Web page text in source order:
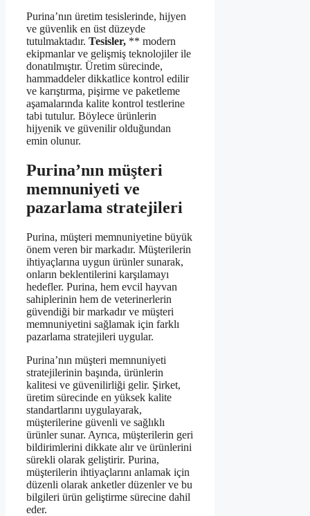
Purina’nın üretim tesislerinde, hijyen
ve güvenlik en üst düzeyde
tutulmaktadır. Tesisler, ** modern
ekipmanlar ve gelişmiş teknolojiler ile
donatılmıştır. Üretim sürecinde,
hammaddeler dikkatlice kontrol edilir
ve karıştırma, pişirme ve paketleme
aşamalarında kalite kontrol testlerine
tabi tutulur. Böylece ürünlerin
hijyenik ve güvenilir olduğundan
emin olunur.
Purina’nın müşteri
memnuniyeti ve
pazarlama stratejileri
Purina, müşteri memnuniyetine büyük
önem veren bir markadır. Müşterilerin
ihtiyaçlarına uygun ürünler sunarak,
onların beklentilerini karşılamayı
hedefler. Purina, hem evcil hayvan
sahiplerinin hem de veterinerlerin
güvendiği bir markadır ve müşteri
memnuniyetini sağlamak için farklı
pazarlama stratejileri uygular.
Purina’nın müşteri memnuniyeti
stratejilerinin başında, ürünlerin
kalitesi ve güvenilirliği gelir. Şirket,
üretim sürecinde en yüksek kalite
standartlarını uygulayarak,
müşterilerine güvenli ve sağlıklı
ürünler sunar. Ayrıca, müşterilerin geri
bildirimlerini dikkate alır ve ürünlerini
sürekli olarak geliştirir. Purina,
müşterilerin ihtiyaçlarını anlamak için
düzenli olarak anketler düzenler ve bu
bilgileri ürün geliştirme sürecine dahil
eder.